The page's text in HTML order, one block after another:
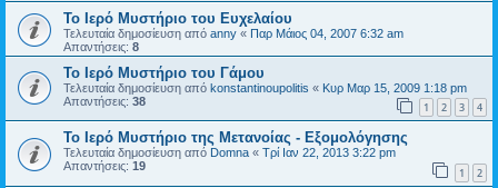
Το Ιερό Μυστήριο του Ευχελαίου
Τελευταία δημοσίευση από anny « Παρ Μάιος 04, 2007 6:32 am
Απαντήσεις: 8
Το Ιερό Μυστήριο του Γάμου
Τελευταία δημοσίευση από konstantinoupolitis « Κυρ Μαρ 15, 2009 1:18 pm
Απαντήσεις: 38 1 2 3 4
Το Ιερό Μυστήριο της Μετανοίας - Εξομολόγησης
Τελευταία δημοσίευση από Domna « Τρί Ιαν 22, 2013 3:22 pm
Απαντήσεις: 19 1 2